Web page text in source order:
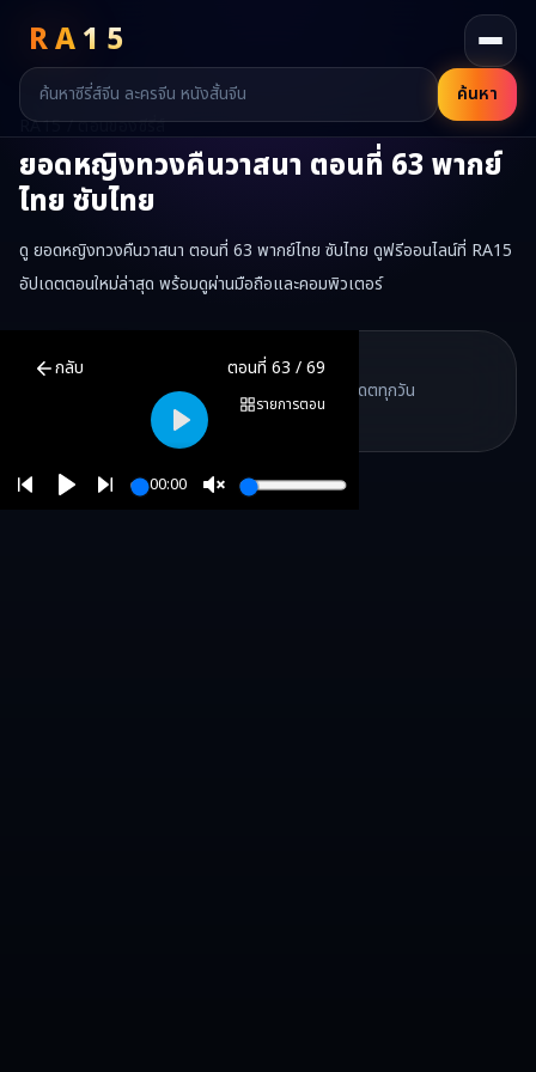
RA15
ค้นหา
RA15 / ตอนของซีรี่ส์
ยอดหญิงทวงคืนวาสนา ตอนที่ 63 พากย์
ไทย ซับไทย
ดู ยอดหญิงทวงคืนวาสนา ตอนที่ 63 พากย์ไทย ซับไทย ดูฟรีออนไลน์ที่ RA15
อัปเดตตอนใหม่ล่าสุด พร้อมดูผ่านมือถือและคอมพิวเตอร์
กลับ ตอนที่ 63 /69
รายการตอน
00:00
Play
พากย์ไทย ซับไทย ดูฟรีออนไลน์ —
RA15 เป็นเว็บไซต์ดูซีรี่ส์จีนออนไลน์ฟรี ที่รวบรวมหนังจีน ละครจีน มิ
RA15 Drama
RA15 Drama
รวมซีรี่ส์จีน ละครสั้น หนังแนวตั้ง พากย์ไทย อัปเดตทุกวัน
RA15 Drama